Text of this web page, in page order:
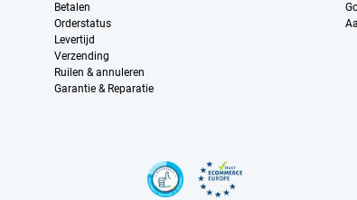
Betalen
Orderstatus
Levertijd
Verzending
Ruilen & annuleren
Garantie & Reparatie